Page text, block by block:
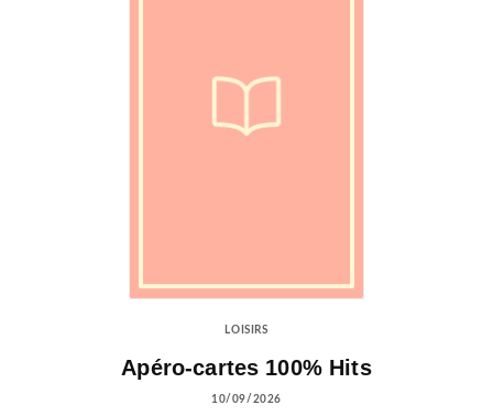
LOISIRS
Apéro-cartes 100% Hits
10/09/2026